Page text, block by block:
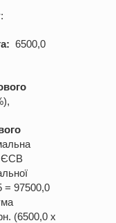
6500,0
ЄСВ
= 97500,0
(6500,0 х